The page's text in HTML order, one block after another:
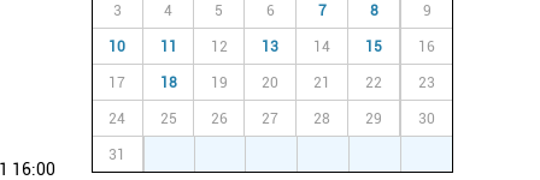
16:00
3 4 5 6 7 8 9
10 11 12 13 14 15 16
17 18 19 20 21 22 23
24 25 26 27 28 29 30
31